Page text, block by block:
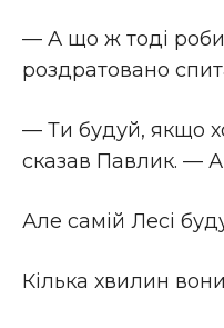
— А що ж тоді
роздратовано
— Ти будуй, якщо
сказав Павлик. —
Але самій Лесі
Кілька хвилин